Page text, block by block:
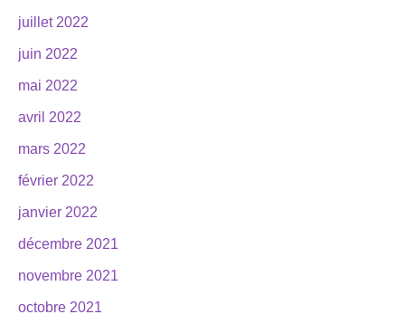
juillet 2022
juin 2022
mai 2022
avril 2022
mars 2022
février 2022
janvier 2022
décembre 2021
novembre 2021
octobre 2021